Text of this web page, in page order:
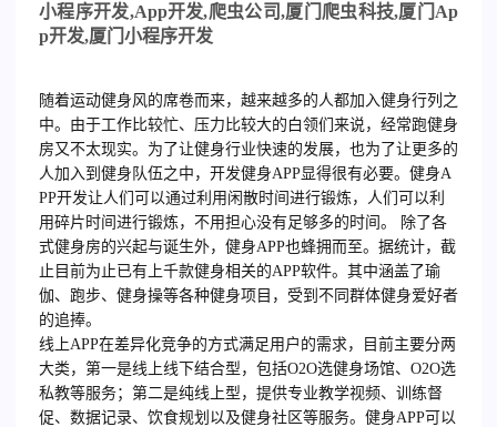
小程序开发,App开发,爬虫公司,厦门爬虫科技,厦门 Ap
p开发,厦门小程序开发
随着运动健身风的席卷而来，越来越多的人都加入健身行列之
中。由于工作比较忙、压力比较大的白领们来说，经常跑健身
房又不太现实。为了让健身行业快速的发展，也为了让更多的
人加入到健身队伍之中，开发健身APP显得很有必要。健身A
PP开发让人们可以通过利用闲散时间进行锻炼，人们可以利
用碎片时间进行锻炼，不用担心没有足够多的时间。
除了各
式健身房的兴起与诞生外，健身APP也蜂拥而至。据统计，截
止目前为止已有上千款健身相关的APP软件。其中涵盖了瑜
伽、跑步、健身操等各种健身项目，受到不同群体健身爱好者
的追捧。
线上APP在差异化竞争的方式满足用户的需求，目前主要分两
大类，第一是线上线下结合型，包括O2O选健身场馆、O2O选
私教等服务；第二是纯线上型，提供专业教学视频、训练督
促、数据记录、饮食规划以及健身社区等服务。 健身APP可以